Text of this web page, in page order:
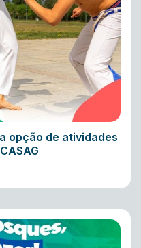
opção de atividades